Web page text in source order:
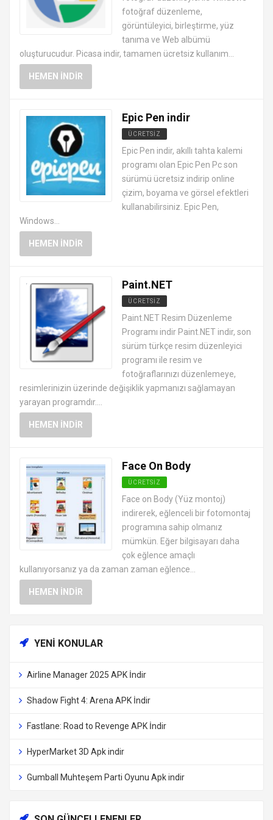
fotoğraf düzenleme,
görüntüleyici, birleştirme, yüz
tanıma ve Web albümü
oluşturucudur. Picasa indir, tamamen ücretsiz kullanım...
HEMEN İNDIR
Epic Pen indir
ÜCRETSIZ
RESIM GRAFIK PROGRAMLARI
Epic Pen indir, akıllı tahta kalemi
programı olan Epic Pen Pc son
sürümü ücretsiz indirip online
çizim, boyama ve görsel efektleri
kullanabilirsiniz. Epic Pen,
Windows...
HEMEN İNDIR
Paint.NET
ÜCRETSIZ
RESIM GRAFIK PROGRAMLARI
Paint.NET Resim Düzenleme
Programı indir Paint.NET indir, son
sürüm türkçe resim düzenleyici
programı ile resim ve
fotoğraflarınızı düzenlemeye,
resimlerinizin üzerinde değişiklik yapmanızı sağlamayan
yarayan programdır....
HEMEN İNDIR
Face On Body
ÜCRETSIZ
RESIM GRAFIK PROGRAMLARI
Face on Body (Yüz montoj)
indirerek, eğlenceli bir fotomontaj
programına sahip olmanız
mümkün. Eğer bilgisayarı daha
çok eğlence amaçlı
kullanıyorsanız ya da zaman zaman eğlence...
HEMEN İNDIR
YENI KONULAR
Airline Manager 2025 APK İndir
Shadow Fight 4: Arena APK İndir
Fastlane: Road to Revenge APK İndir
HyperMarket 3D Apk indir
Gumball Muhteşem Parti Oyunu Apk indir